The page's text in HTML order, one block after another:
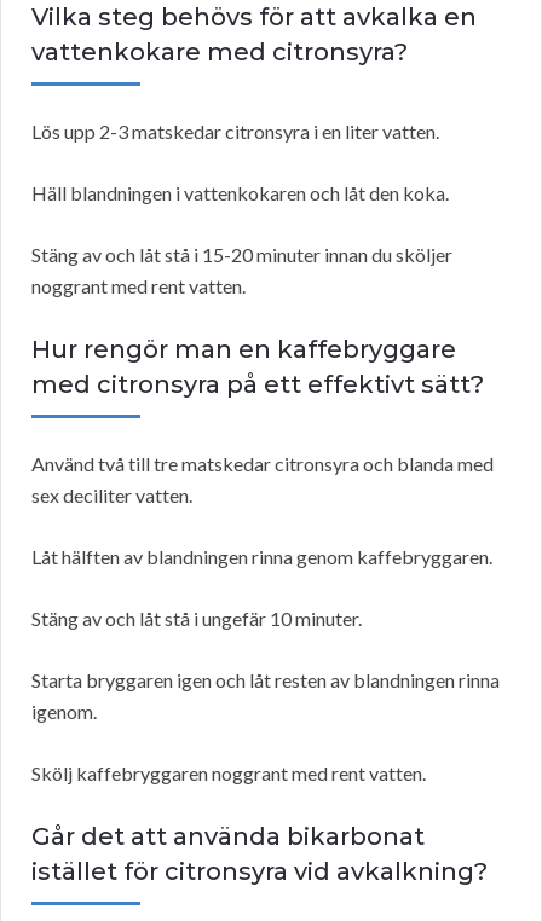
Vilka steg behövs för att avkalka en
vattenkokare med citronsyra?
Lös upp 2-3 matskedar citronsyra i en liter vatten.
Häll blandningen i vattenkokaren och låt den koka.
Stäng av och låt stå i 15-20 minuter innan du sköljer
noggrant med rent vatten.
Hur rengör man en kaffebryggare
med citronsyra på ett effektivt sätt?
Använd två till tre matskedar citronsyra och blanda med
sex deciliter vatten.
Låt hälften av blandningen rinna genom kaffebryggaren.
Stäng av och låt stå i ungefär 10 minuter.
Starta bryggaren igen och låt resten av blandningen rinna
igenom.
Skölj kaffebryggaren noggrant med rent vatten.
Går det att använda bikarbonat
istället för citronsyra vid avkalkning?